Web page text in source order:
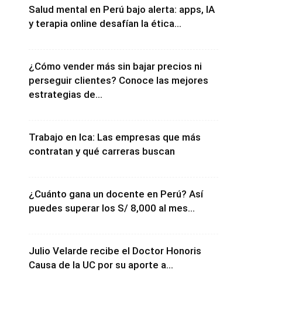
Salud mental en Perú bajo alerta: apps, IA
y terapia online desafían la ética...
¿Cómo vender más sin bajar precios ni
perseguir clientes? Conoce las mejores
estrategias de...
Trabajo en Ica: Las empresas que más
contratan y qué carreras buscan
¿Cuánto gana un docente en Perú? Así
puedes superar los S/ 8,000 al mes...
Julio Velarde recibe el Doctor Honoris
Causa de la UC por su aporte a...